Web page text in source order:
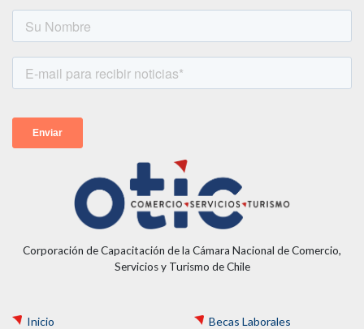
Corporación de Capacitación de la Cámara Nacional de Comercio,
Servicios y Turismo de Chile
Inicio
Becas Laborales